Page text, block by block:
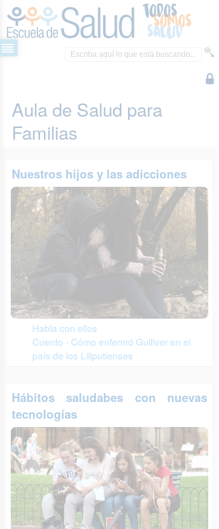
Aula de Salud para
Familias
Nuestros hijos y las adicciones
Habla con ellos
Cuento - Cómo enfermó Gulliver en el
país de los Liliputienses
Hábitos saludabes con nuevas
tecnologías